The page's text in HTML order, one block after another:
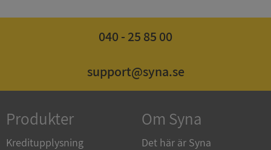
040 - 25 85 00
support@syna.se
Produkter
Kreditupplysning
Om Syna
Det här är Syna